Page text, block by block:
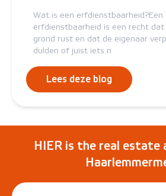
Wat is een erfdienstbaarheid?Een
erfdienstbaarheid is een recht
grond rust en dat de eigenaar
dulden of juist iets n
Lees deze blog
HIER is the real estate